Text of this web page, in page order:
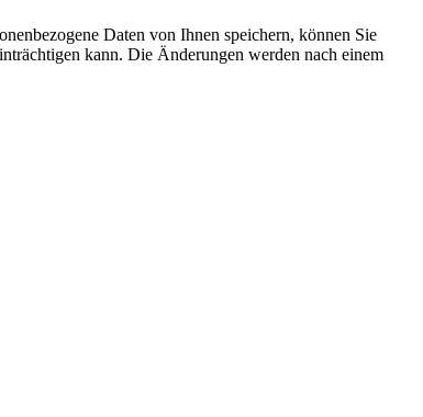
Daten von Ihnen speichern, können Sie
kann. Die Änderungen werden nach einem